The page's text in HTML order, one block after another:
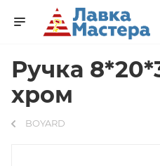
Ручка
хром
BOYARD